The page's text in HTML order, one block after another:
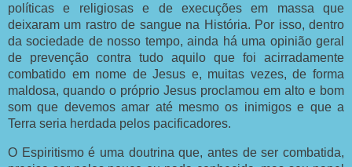
políticas e religiosas e de execuções em massa que
deixaram um rastro de sangue na História. Por isso, dentro
da sociedade de nosso tempo, ainda há uma opinião geral
de prevenção contra tudo aquilo que foi acirradamente
combatido em nome de Jesus e, muitas vezes, de forma
maldosa, quando o próprio Jesus proclamou em alto e bom
som que devemos amar até mesmo os inimigos e que a
Terra seria herdada pelos pacificadores.
O Espiritismo é uma doutrina que, antes de ser combatida,